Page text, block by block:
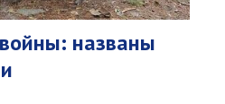
названы